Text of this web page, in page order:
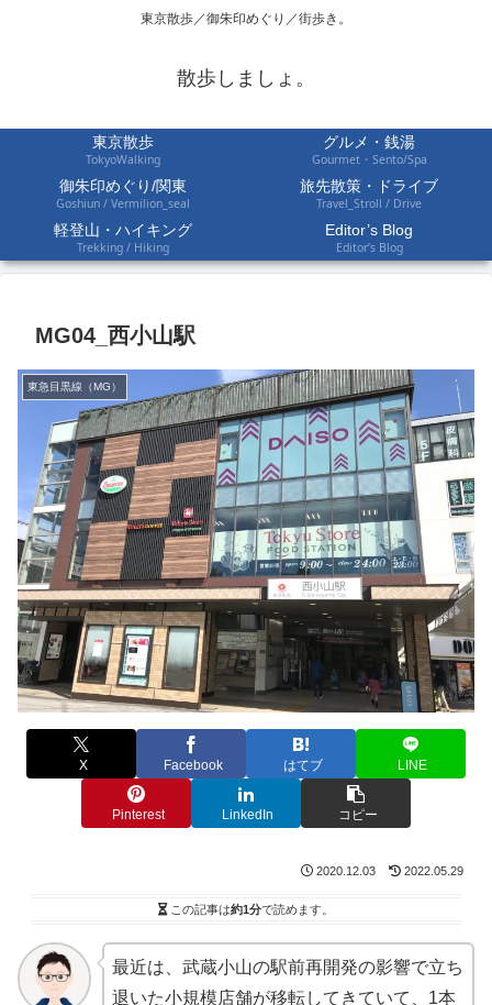
東京散歩／御朱印めぐり／街歩き。
散歩しましょ。
東京散歩
TokyoWalking
グルメ・銭湯
Gourmet・Sento/Spa
御朱印めぐり/関東
Goshiun / Vermilion_seal
旅先散策・ドライブ
Travel_Stroll / Drive
軽登山・ハイキング
Trekking / Hiking
Editor’s Blog
Editor’s Blog
MG04_西小山駅
東急目黒線（MG）
X Facebook はてブ LINE
Pinterest LinkedIn コピー
2020.12.03 2022.05.29
この記事は約1分で読めます。
最近は、武蔵小山の駅前再開発の影響で立ち
退いた小規模店舗が移転してきていて、1本